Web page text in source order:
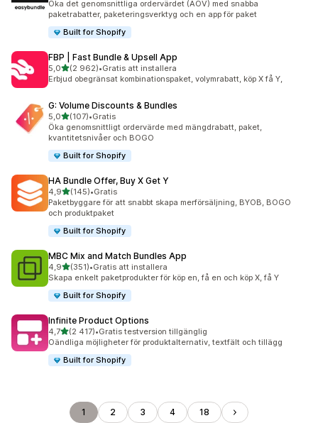
Öka det genomsnittliga ordervärdet (AOV) med snabba
paketrabatter, paketeringsverktyg och en app för paket
Built for Shopify
FBP | Fast Bundle & Upsell App
5,0av 5 stjärnor
(2 962)
2962 recensioner totalt
•Gratis att installera
Erbjud obegränsat kombinationspaket, volymrabatt, köp X få Y,
G: Volume Discounts & Bundles
5,0av 5 stjärnor
(107)
107 recensioner totalt
•Gratis
Öka genomsnittligt ordervärde med mängdrabatt, paket,
kvantitetsnivåer och BOGO
Built for Shopify
HA Bundle Offer, Buy X Get Y
4,9av 5 stjärnor
(145)
145 recensioner totalt
•Gratis
Paketbyggare för att snabbt skapa merförsäljning, BYOB, BOGO
och produktpaket
Built for Shopify
MBC Mix and Match Bundles App
4,9av 5 stjärnor
(351)
351 recensioner totalt
•Gratis att installera
Skapa enkelt paketprodukter för köp en, få en och köp X, få Y
Built for Shopify
Infinite Product Options
4,7av 5 stjärnor
(2 417)
2417 recensioner totalt
•Gratis testversion tillgänglig
Oändliga möjligheter för produktalternativ, textfält och tillägg
Built for Shopify
1 2 3 4 18